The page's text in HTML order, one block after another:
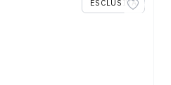
ESCLUSIVA